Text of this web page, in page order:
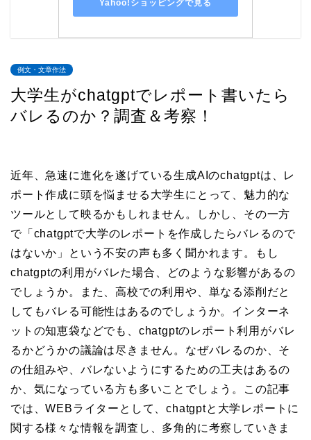
Yahoo!ショッピングで見る
例文・文章作法
大学生がchatgptでレポート書いたら
バレるのか？調査＆考察！
近年、急速に進化を遂げている生成AIのchatgptは、レ
ポート作成に頭を悩ませる大学生にとって、魅力的な
ツールとして映るかもしれません。しかし、その一方
で「chatgptで大学のレポートを作成したらバレるので
はないか」という不安の声も多く聞かれます。もし
chatgptの利用がバレた場合、どのような影響があるの
でしょうか。また、高校での利用や、単なる添削だと
してもバレる可能性はあるのでしょうか。インターネ
ットの知恵袋などでも、chatgptのレポート利用がバレ
るかどうかの議論は尽きません。なぜバレるのか、そ
の仕組みや、バレないようにするための工夫はあるの
か、気になっている方も多いことでしょう。この記事
では、WEBライターとして、chatgptと大学レポートに
関する様々な情報を調査し、多角的に考察していきま